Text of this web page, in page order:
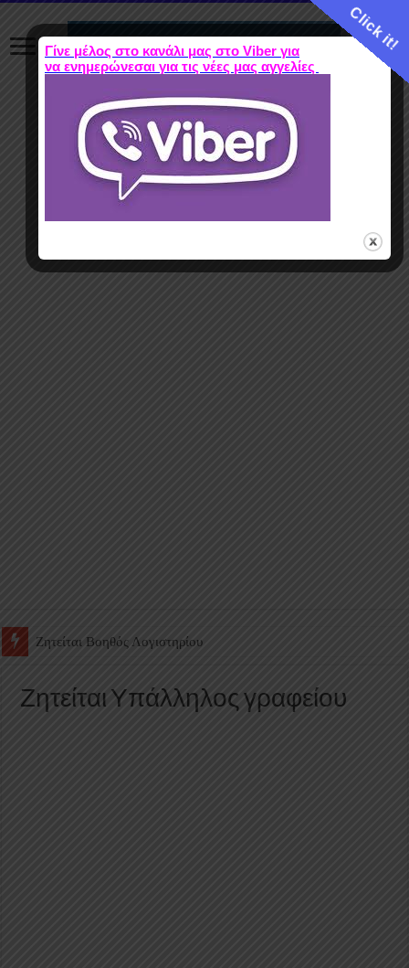
Ζητείται Υπάλληλος για γέμισμα και ανεφοδιασμό αυτόματων
Ζητείται Υπάλληλος γραφείου
Click it!
Γίνε μέλος στο κανάλι μας στο Viber για
να ενημερώνεσαι για τις νέες μας αγγελίες